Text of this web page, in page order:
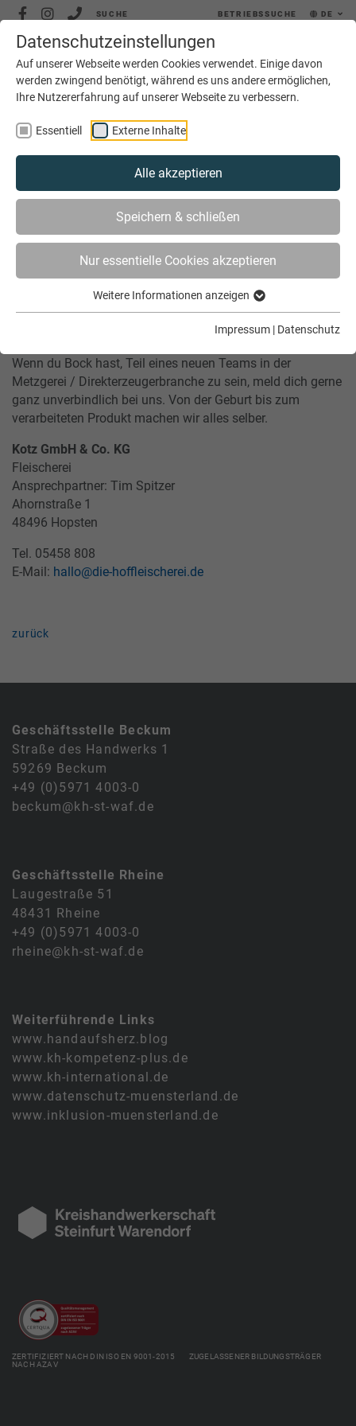
Datenschutzeinstellungen
Auf unserer Webseite werden Cookies verwendet. Einige davon
werden zwingend benötigt, während es uns andere ermöglichen,
Ihre Nutzererfahrung auf unserer Webseite zu verbessern.
Essentiell Externe Inhalte
Alle akzeptieren
Speichern & schließen
Nur essentielle Cookies akzeptieren
Weitere Informationen anzeigen
Impressum | Datenschutz
SUCHE BETRIEBSSUCHE DE
MENÜ
SERVICE JOBS
JOBBÖRSE
METZGER (M/W/D) | KOTZ GMBH & CO. KG, HOPSTEN
Metzger (m/w/d) | Kotz GmbH & Co.
KG, Hopsten
Wenn du Bock hast, Teil eines neuen Teams in der
Metzgerei / Direkterzeugerbranche zu sein, meld dich gerne
ganz unverbindlich bei uns. Von der Geburt bis zum
verarbeiteten Produkt machen wir alles selber.
Kotz GmbH & Co. KG
Fleischerei
Ansprechpartner: Tim Spitzer
Ahornstraße 1
48496 Hopsten
Tel. 05458 808
E-Mail: hallo@die-hoffleischerei.de
zurück
Geschäftsstelle Beckum
Straße des Handwerks 1
59269 Beckum
+49 (0)5971 4003-0
beckum@kh-st-waf.de
Geschäftsstelle Rheine
Laugestraße 51
48431 Rheine
+49 (0)5971 4003-0
rheine@kh-st-waf.de
Weiterführende Links
www.handaufsherz.blog
www.kh-kompetenz-plus.de
www.kh-international.de
www.datenschutz-muensterland.de
www.inklusion-muensterland.de
ZERTIFIZIERT NACH DIN ISO EN 9001-2015 ZUGELASSENER BILDUNGSTRÄGER
NACH AZAV